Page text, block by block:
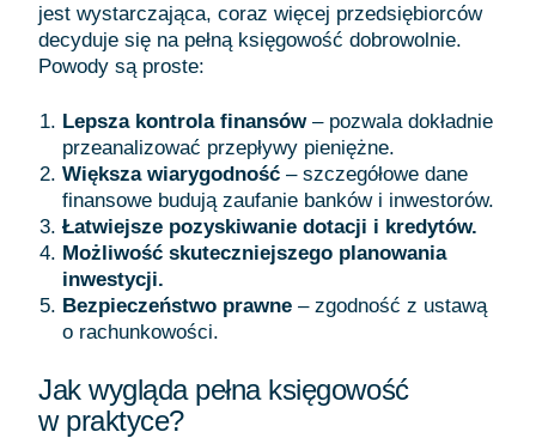
jest wystarczająca, coraz więcej przedsiębiorców
decyduje się na pełną księgowość dobrowolnie.
Powody są proste:
Lepsza kontrola finansów– pozwala dokładnie
przeanalizować przepływy pieniężne.
Większa wiarygodność – szczegółowe dane
finansowe budują zaufanie banków i inwestorów.
Łatwiejsze pozyskiwanie dotacji i kredytów.
Możliwość skuteczniejszego planowania
inwestycji.
Bezpieczeństwo prawne – zgodność z ustawą
o rachunkowości.
Jak wygląda pełna księgowość
w praktyce?